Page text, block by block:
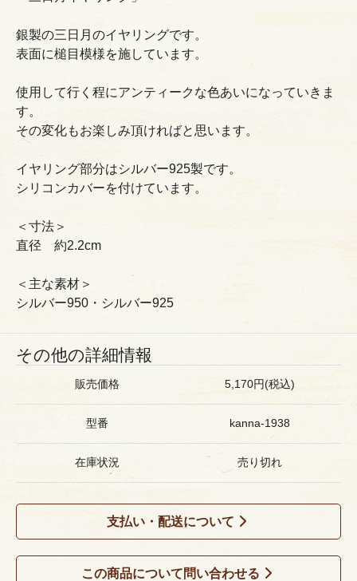
銀製の三日月のイヤリングです。
表面に槌目模様を施しています。
使用して行く程にアンティークな色あいになっていきま
す。
その変化もお楽しみ頂ければと思います。
イヤリング部分はシルバー925製です。
シリコンカバーを付けています。
＜寸法＞
直径 約2.2cm
＜主な素材＞
シルバー950・シルバー925
その他の詳細情報
販売価格 5,170円(税込)
型番 kanna-1938
在庫状況 売り切れ
支払い・配送について
この商品について問い合わせる